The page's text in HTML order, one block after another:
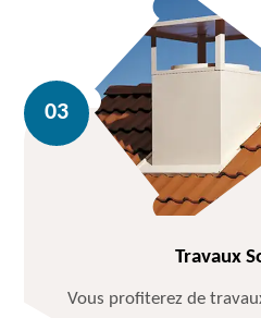
Travaux
Vous profiterez de